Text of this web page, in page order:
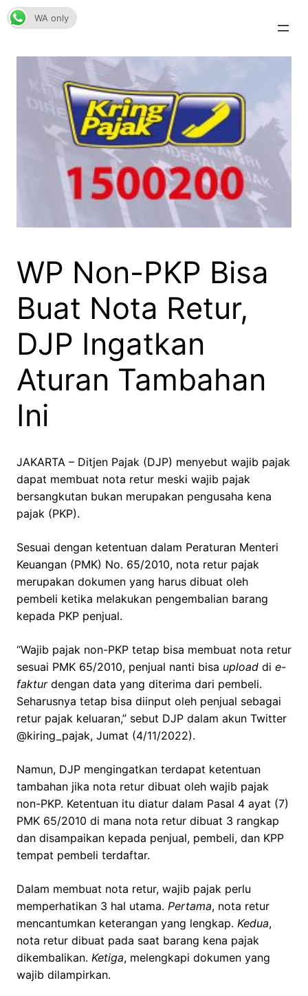
Skip
to
WP Non-PKP Bisa
Buat Nota Retur,
DJP Ingatkan
Aturan Tambahan
Ini
JAKARTA – Ditjen Pajak (DJP) menyebut wajib pajak
dapat membuat nota retur meski wajib pajak
bersangkutan bukan merupakan pengusaha kena
pajak (PKP).
Sesuai dengan ketentuan dalam Peraturan Menteri
Keuangan (PMK) No. 65/2010, nota retur pajak
merupakan dokumen yang harus dibuat oleh
pembeli ketika melakukan pengembalian barang
kepada PKP penjual.
“Wajib pajak non-PKP tetap bisa membuat nota retur
sesuai PMK 65/2010, penjual nanti bisa upload di e-
fakturdengan data yang diterima dari pembeli.
Seharusnya tetap bisa diinput oleh penjual sebagai
retur pajak keluaran,” sebut DJP dalam akun Twitter
@kiring_pajak, Jumat (4/11/2022).
Namun, DJP mengingatkan terdapat ketentuan
tambahan jika nota retur dibuat oleh wajib pajak
non-PKP. Ketentuan itu diatur dalam Pasal 4 ayat (7)
PMK 65/2010 di mana nota retur dibuat 3 rangkap
dan disampaikan kepada penjual, pembeli, dan KPP
tempat pembeli terdaftar.
Dalam membuat nota retur, wajib pajak perlu
memperhatikan 3 hal utama. Pertama, nota retur
mencantumkan keterangan yang lengkap. Kedua,
nota retur dibuat pada saat barang kena pajak
dikembalikan. Ketiga, melengkapi dokumen yang
wajib dilampirkan.
WA only